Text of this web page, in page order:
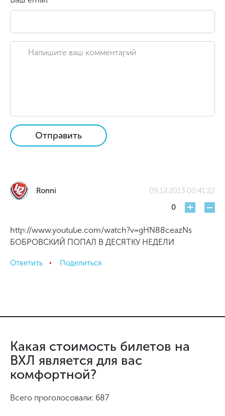
Отправить
Ronni
09.12.2013 00:41:22
0
+ -
http://www.youtube.com/watch?v=gHN88ceazNs
БОБРОВСКИЙ ПОПАЛ В ДЕСЯТКУ НЕДЕЛИ
Ответить Поделиться
Какая стоимость билетов на
ВХЛ является для вас
комфортной?
Всего проголосовали: 687